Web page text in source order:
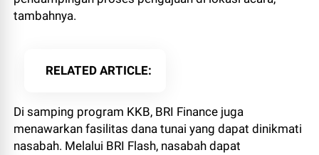
tambahnya.
RELATED ARTICLE
Di samping program KKB, BRI Finance juga
menawarkan fasilitas dana tunai yang dapat dinikmati
nasabah. Melalui BRI Flash, nasabah dapat